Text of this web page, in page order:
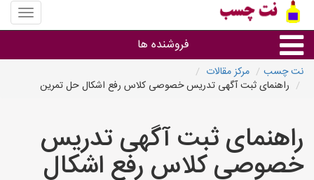
منوی
سایت
چسب
فروشنده ها
گروه ها
استان ها
نت چسب
مرکز مقالات
راهنمای ثبت آگهی تدریس خصوصی کلاس رفع اشکال حل تمرین
راهنمای ثبت آگهی تدریس
خصوصی کلاس رفع اشکال